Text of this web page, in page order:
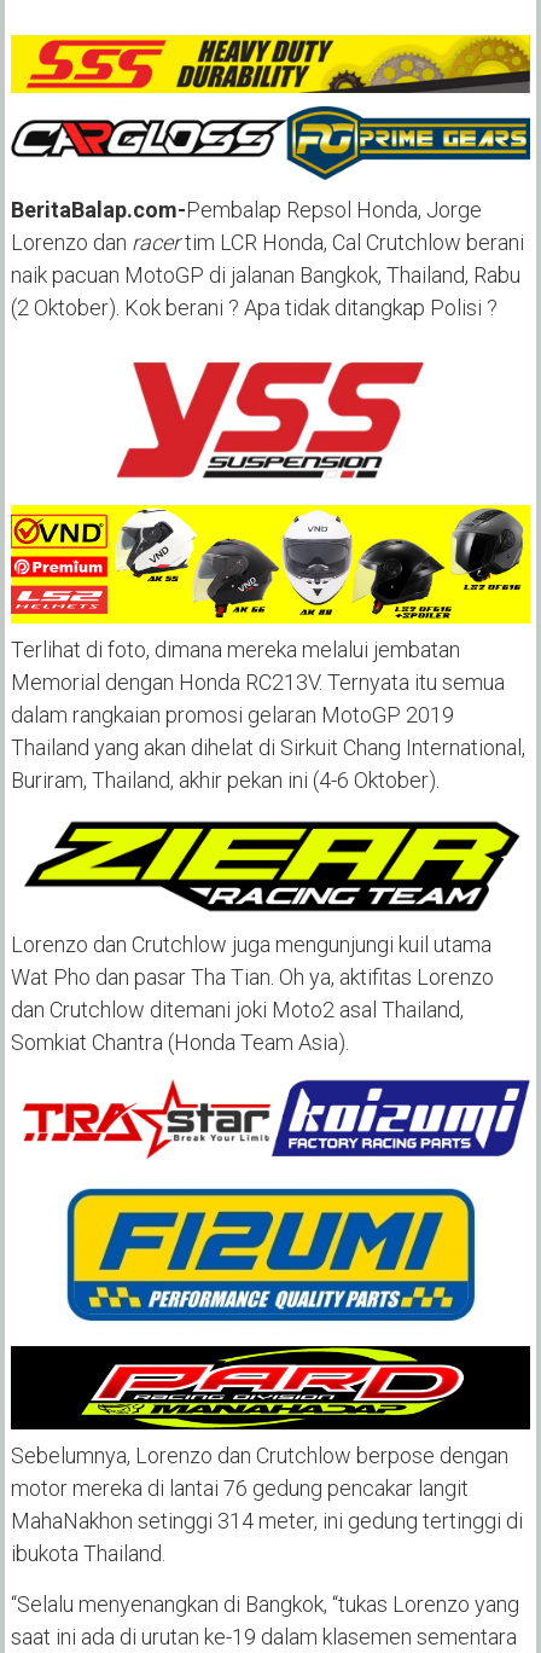
BeritaBalap.com-Pembalap Repsol Honda, Jorge
Lorenzo dan racertim LCR Honda, Cal Crutchlow berani
naik pacuan MotoGP di jalanan Bangkok, Thailand, Rabu
(2 Oktober). Kok berani ? Apa tidak ditangkap Polisi ?
Terlihat di foto, dimana mereka melalui jembatan
Memorial dengan Honda RC213V. Ternyata itu semua
dalam rangkaian promosi gelaran MotoGP 2019
Thailand yang akan dihelat di Sirkuit Chang International,
Buriram, Thailand, akhir pekan ini (4-6 Oktober).
Lorenzo dan Crutchlow juga mengunjungi kuil utama
Wat Pho dan pasar Tha Tian. Oh ya, aktifitas Lorenzo
dan Crutchlow ditemani joki Moto2 asal Thailand,
Somkiat Chantra (Honda Team Asia).
Sebelumnya, Lorenzo dan Crutchlow berpose dengan
motor mereka di lantai 76 gedung pencakar langit
MahaNakhon setinggi 314 meter, ini gedung tertinggi di
ibukota Thailand.
“Selalu menyenangkan di Bangkok, “tukas Lorenzo yang
saat ini ada di urutan ke-19 dalam klasemen sementara